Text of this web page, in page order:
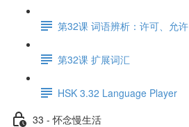
第32课 词语辨析：许可、允许
第32课 扩展词汇
HSK 3.32 Language Player
33 - 怀念慢生活